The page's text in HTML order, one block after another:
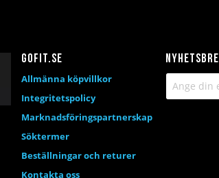
Gofit.se
Allmänna köpvillkor
Integritetspolicy
Marknadsföringspartnerskap
Söktermer
Beställningar och returer
Kontakta oss